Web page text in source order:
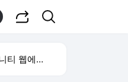
에서 보기